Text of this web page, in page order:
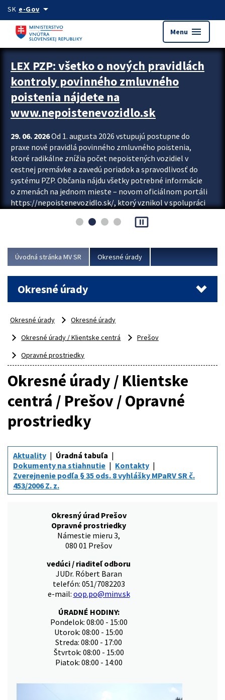
Preskocit na hlavný obsah
SK e-Govarrow_drop_down
Menu menu
Zastavit automatický posun upútavok
LEX PZP: všetko o nových pravidlách
kontroly povinného zmluvného
poistenia nájdete na
www.nepoistenevozidlo.sk
29. 06. 2026Od 1. augusta 2026 vstupujú postupne do
praxe nové pravidlá povinného zmluvného poistenia,
ktoré radikálne znížia počet nepoistených vozidiel v
cestnej premávke a zavedú poriadok a spravodlivosť do
systému PZP. Občania nájdu všetky potrebné informácie
o zmenách na jednom mieste – novom oficiálnom portáli
https://nepoistenevozidlo.sk/, ktorý vznikol v spolupráci
asociácie poisťovní (SLASPO) a Ministerstva vnútra SR.
Viac
pause_presentation
Úvodná stránka MV SR Okresné úrady
Okresné úrady
Okresné úrady
Okresné úrady
Okresné úrady / Klientske centrá
Prešov
Opravné prostriedky
Okresné úrady / Klientske
centrá / Prešov / Opravné
prostriedky
Aktuality
Úradná tabuľa
Dokumenty na stiahnutie
Kontakty
Zverejnenie podľa § 35 ods. 8 vyhlášky MPaRV SR č.
453/2006 Z. z.
Okresný úrad Prešov
Opravné prostriedky
Námestie mieru 3,
080 01 Prešov
vedúci / riaditeľ odboru
JUDr. Róbert Baran
telefón: 051/7082203
e-mail: oop.po@minv.sk
ÚRADNÉ HODINY:
Pondelok: 08:00 - 15:00
Utorok: 08:00 - 15:00
Streda: 08:00 - 17:00
Štvrtok: 08:00 - 15:00
Piatok: 08:00 - 14:00